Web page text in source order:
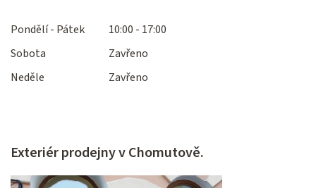
Pondělí - Pátek
10:00 - 17:00
Sobota
Zavřeno
Neděle
Zavřeno
Exteriér prodejny v Chomutově.